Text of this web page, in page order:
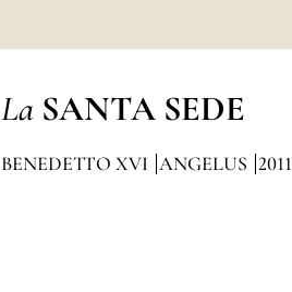
La SANTA SEDE
BENEDETTO XVI ANGELUS 2011